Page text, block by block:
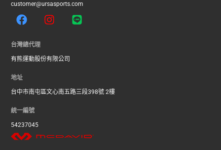
台灣總代理
有熊運動股份有限公司
地址
台中市南屯區文心南五路三段398號 2樓
統一編號
54237045
customer@ursasports.com
F
a
e
b
o
k
I
n
a
a
L
i